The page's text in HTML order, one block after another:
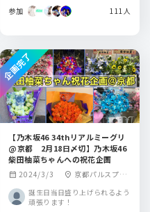
参加 111人
【乃木坂46 34thリアルミーグリ
@京都 2月18日〆切】乃木坂46
柴田柚菜ちゃんへの祝花企画
calendar_month 2024/3/3 location_on 京都パルスプラ
誕生日当日盛り上げられるよう
頑張ります！
企画完了